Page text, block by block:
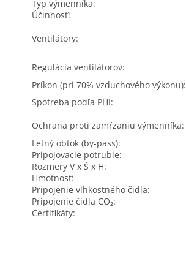
Typ výmenníka:
Účinnosť:
Ventilátory:
Regulácia ventilátorov:
Príkon (pri 70% vzduchového výkonu):
Spotreba podľa PHI:
Ochrana proti zamŕzaniu výmenníka:
Letný obtok (by-pass):
Pripojovacie potrubie:
Rozmery V x Š x H:
Hmotnosť:
Pripojenie vlhkostného čidla:
Pripojenie čidla CO₂:
Certifikáty: